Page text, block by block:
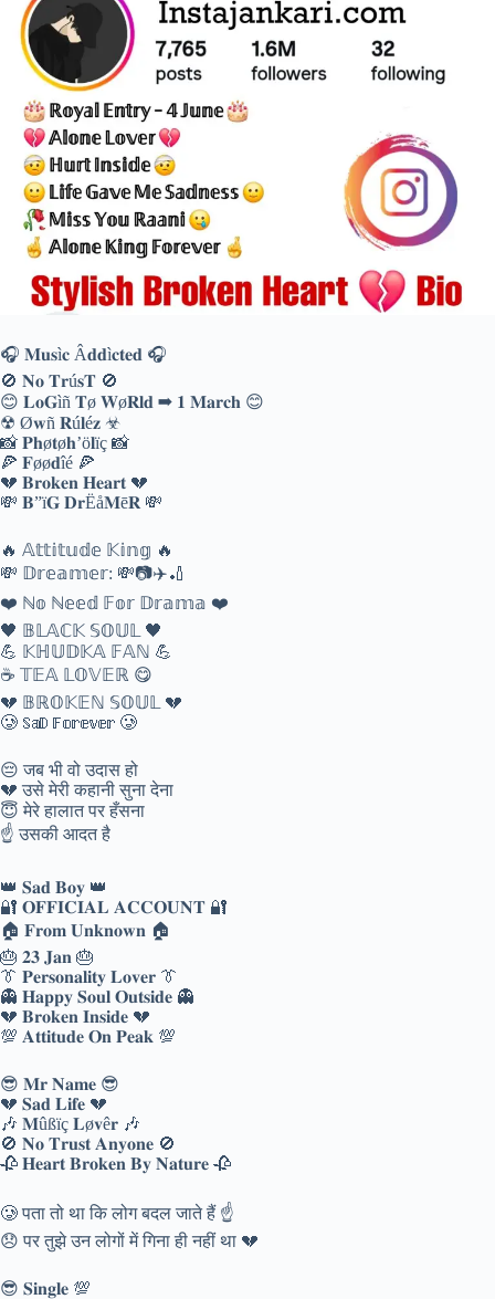
🎧 𝐌𝐮𝐬ì𝐜 Â𝐝𝐝ì𝐜𝐭𝐞𝐝 🎧
🚫 𝐍𝐨 𝐓𝐫ú𝐬𝐓 🚫
😊 𝐋𝐨𝐆ìñ 𝐓ø 𝐖ø𝐑𝐥𝐝 ➡ 𝟏 𝐌𝐚𝐫𝐜𝐡 😊
☢ Ø𝐰ñ 𝐑ú𝐥é𝐳 ☣
📸 𝐏𝐡ø𝐭ø𝐡’ö𝐥ïç 📸
🍕 𝐅øø𝐝îé 🍕
💔 𝐁𝐫𝐨𝐤𝐞𝐧 𝐇𝐞𝐚𝐫𝐭 💔
💸 𝐁”ï𝐆 𝐃𝐫Ëå𝐌ē𝐑 💸
🔥 𝔸𝕥𝕥𝕚𝕥𝕦𝕕𝕖 𝕂𝕚𝕟𝕘 🔥
💸 𝔻𝕣𝕖𝕒𝕞𝕖𝕣: 💸📷✈️🏏
❤️ ℕ𝕠 ℕ𝕖𝕖𝕕 𝔽𝕠𝕣 𝔻𝕣𝕒𝕞𝕒 ❤️
🖤 𝔹𝕃𝔸ℂ𝕂 𝕊𝕆𝕌𝕃 🖤
💪 𝕂ℍ𝕌𝔻𝕂𝔸 𝔽𝔸ℕ 💪
☕ 𝕋𝔼𝔸 𝕃𝕆𝕍𝔼ℝ 😋
💔 𝔹ℝ𝕆𝕂𝔼ℕ 𝕊𝕆𝕌𝕃 💔
🥲 𝕊𝕒𝔻 𝔽𝕠𝕣𝕖𝕧𝕖𝕣 🥲
😔 जब भी वो उदास हो
💔 उसे मेरी कहानी सुना देना
😇 मेरे हालात पर हँसना
☝️ उसकी आदत है
👑 𝐒𝐚𝐝 𝐁𝐨𝐲 👑
🔐 𝐎𝐅𝐅𝐈𝐂𝐈𝐀𝐋 𝐀𝐂𝐂𝐎𝐔𝐍𝐓 🔐
🏠 𝐅𝐫𝐨𝐦 𝐔𝐧𝐤𝐧𝐨𝐰𝐧 🏠
🎂 𝟐𝟑 𝐉𝐚𝐧 🎂
👔 𝐏𝐞𝐫𝐬𝐨𝐧𝐚𝐥𝐢𝐭𝐲 𝐋𝐨𝐯𝐞𝐫 👔
👻 𝐇𝐚𝐩𝐩𝐲 𝐒𝐨𝐮𝐥 𝐎𝐮𝐭𝐬𝐢𝐝𝐞 👻
💔 𝐁𝐫𝐨𝐤𝐞𝐧 𝐈𝐧𝐬𝐢𝐝𝐞 💔
💯 𝐀𝐭𝐭𝐢𝐭𝐮𝐝𝐞 𝐎𝐧 𝐏𝐞𝐚𝐤 💯
😎 𝐌𝐫 𝐍𝐚𝐦𝐞 😎
💔 𝐒𝐚𝐝 𝐋𝐢𝐟𝐞 💔
🎶 𝐌ûßïç 𝐋ø𝐯ê𝐫 🎶
🚫 𝐍𝐨 𝐓𝐫𝐮𝐬𝐭 𝐀𝐧𝐲𝐨𝐧𝐞 🚫
🥀 𝐇𝐞𝐚𝐫𝐭 𝐁𝐫𝐨𝐤𝐞𝐧 𝐁𝐲 𝐍𝐚𝐭𝐮𝐫𝐞 🥀
🥲 पता तो था कि लोग बदल जाते हैं ☝️
😞 पर तुझे उन लोगों में गिना ही नहीं था 💔
😎 𝐒𝐢𝐧𝐠𝐥𝐞 💯